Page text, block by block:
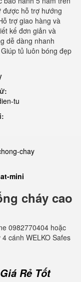
được hỗ trợ hướng
trợ giao hàng và
kế đơn giản và
dễ dàng nhanh
tủ luôn bóng đẹp
tu
chay
mini
cháy cao
0982770404 hoặc
cánh WELKO Safes
Rẻ Tốt